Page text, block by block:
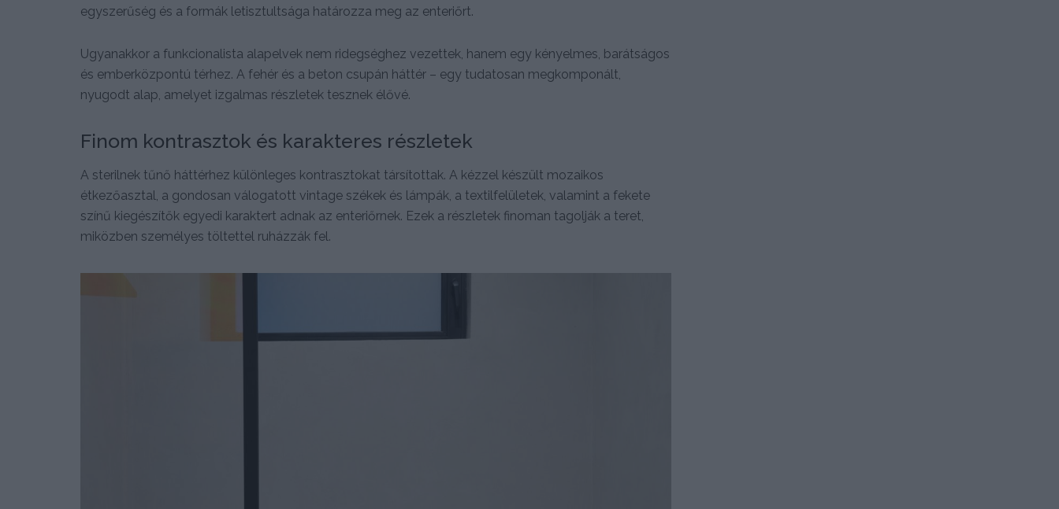
egyszerűség és a formák letisztultsága határozza meg az enteriőrt.
Ugyanakkor a funkcionalista alapelvek nem ridegséghez vezettek, hanem egy kényelmes, barátságos
és emberközpontú térhez. A fehér és a beton csupán háttér – egy tudatosan megkomponált,
nyugodt alap, amelyet izgalmas részletek tesznek élővé.
Finom kontrasztok és karakteres részletek
A sterilnek tűnő háttérhez különleges kontrasztokat társítottak. A kézzel készült mozaikos
étkezőasztal, a gondosan válogatott vintage székek és lámpák, a textilfelületek, valamint a fekete
színű kiegészítők egyedi karaktert adnak az enteriőrnek. Ezek a részletek finoman tagolják a teret,
miközben személyes töltettel ruházzák fel.